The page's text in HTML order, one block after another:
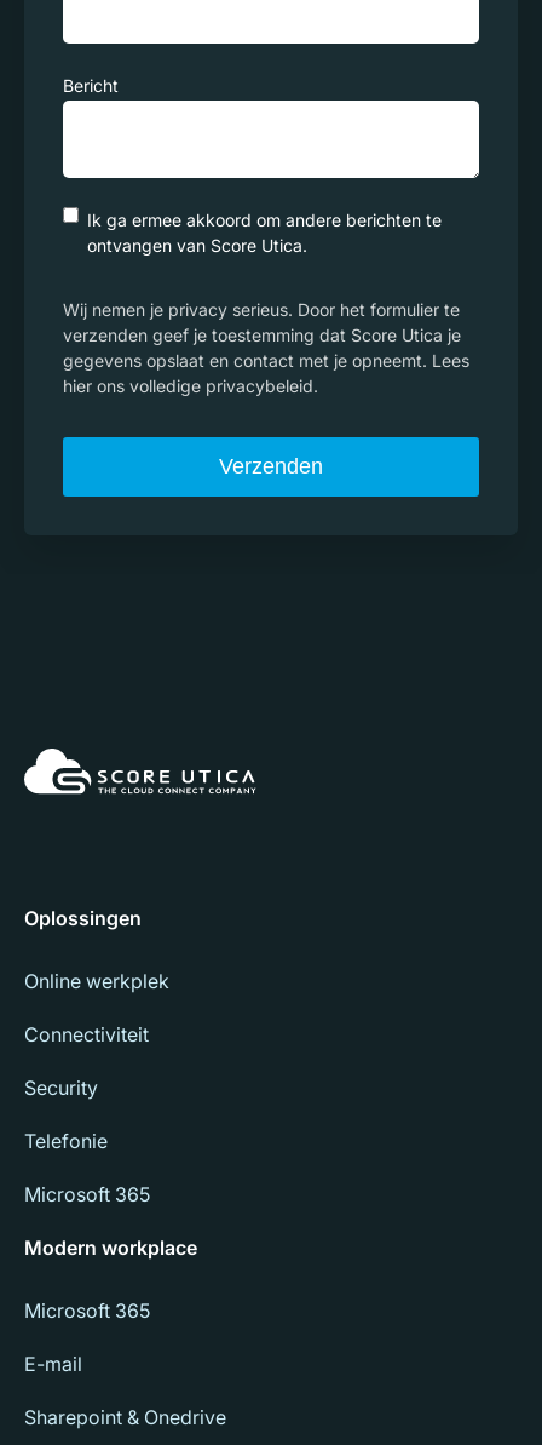
Bericht
Ik ga ermee akkoord om andere berichten te
ontvangen van Score Utica.
Wij nemen je privacy serieus. Door het formulier te
verzenden geef je toestemming dat Score Utica je
gegevens opslaat en contact met je opneemt. Lees
hier ons volledige privacybeleid.
Oplossingen
Online werkplek
Connectiviteit
Security
Telefonie
Microsoft 365
Modern workplace
Microsoft 365
E-mail
Sharepoint & Onedrive